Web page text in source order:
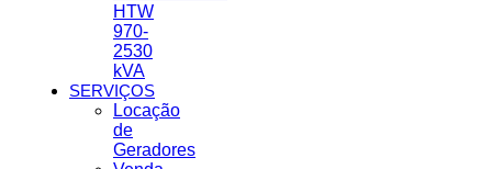
HTW
970-
2530
kVA
SERVIÇOS
Locação
de
Geradores